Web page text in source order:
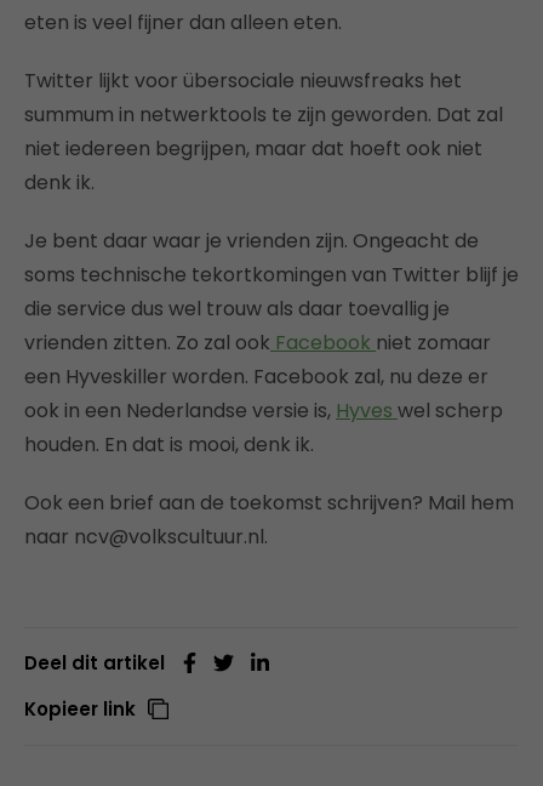
eten is veel fijner dan alleen eten.
Twitter lijkt voor übersociale nieuwsfreaks het
summum in netwerktools te zijn geworden. Dat zal
niet iedereen begrijpen, maar dat hoeft ook niet
denk ik.
Je bent daar waar je vrienden zijn. Ongeacht de
soms technische tekortkomingen van Twitter blijf je
die service dus wel trouw als daar toevallig je
vrienden zitten. Zo zal ook Facebook niet zomaar
een Hyveskiller worden. Facebook zal, nu deze er
ook in een Nederlandse versie is, Hyves wel scherp
houden. En dat is mooi, denk ik.
Ook een brief aan de toekomst schrijven? Mail hem
naar ncv@volkscultuur.nl.
Deel dit artikel
Kopieer link